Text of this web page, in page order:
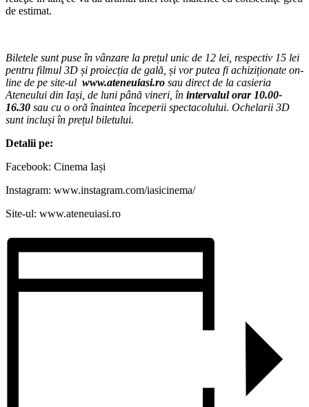
de estimat.
Biletele sunt puse în vânzare la prețul unic de 12 lei, respectiv 15 lei
pentru filmul 3D și proiecția de gală, și vor putea fi achiziționate on-
line de pe site-ul www.ateneuiasi.ro sau direct de la casieria
Ateneului din Iași, de luni până vineri, în intervalul orar 10.00-
16.30 sau cu o oră înaintea începerii spectacolului. Ochelarii 3D
sunt incluși în prețul biletului.
Detalii pe:
Facebook: Cinema Iași
Instagram: www.instagram.com/iasicinema/
Site-ul: www.ateneuiasi.ro